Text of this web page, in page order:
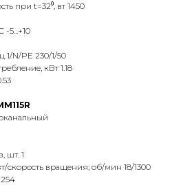
при t=32⁰, вт 1450
5...+10
1/N/PE 230/1/50
кВт 1.18
шт. 1
скорость вращения; об/мин 18/1300